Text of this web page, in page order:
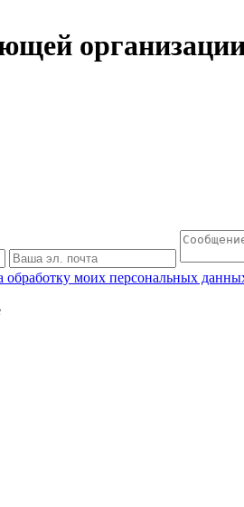
обработку моих персональных